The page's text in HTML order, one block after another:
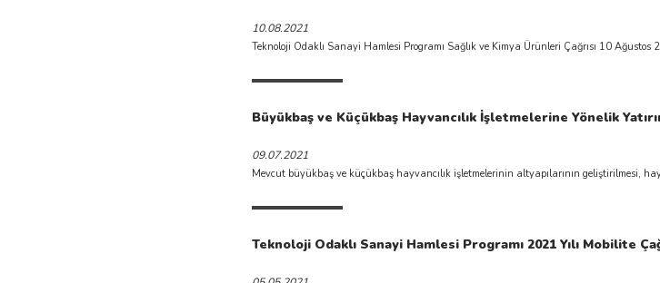
10.08.2021
Teknoloji Odaklı Sanayi Hamlesi Programı Sağlık ve Kimya Ürünleri Çağrısı 10
​Büyükbaş ve Küçükbaş Hayvancılık İşletmelerine Yönelik
09.07.2021
Mevcut büyükbaş ve küçükbaş hayvancılık işletmelerinin altyapılarının geliştirilmesi,
Teknoloji Odaklı Sanayi Hamlesi Programı 2021 Yılı Mobilite